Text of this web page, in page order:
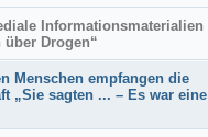
Informationsmaterialien
über Drogen“
Menschen empfangen die
„Sie sagten ... – Es war eine